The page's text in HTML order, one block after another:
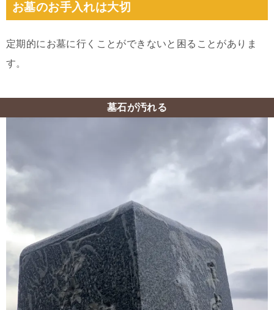
お墓のお手入れは大切
定期的にお墓に行くことができないと困ることがありま
す。
墓石が汚れる